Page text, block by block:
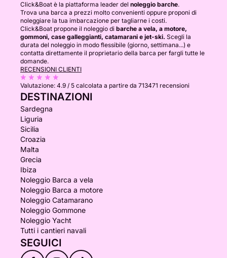
Click&Boat è la piattaforma leader del noleggio barche.
Trova una barca a prezzi molto convenienti oppure proponi di
noleggiare la tua imbarcazione per tagliarne i costi.
Click&Boat propone il noleggio di barche a vela, a motore,
gommoni, case galleggianti, catamarani e jet-ski. Scegli la
durata del noleggio in modo flessibile (giorno, settimana...) e
contatta direttamente il proprietario della barca per fargli tutte le
domande.
RECENSIONI CLIENTI
Valutazione: 4.9 / 5 calcolata a partire da 713471 recensioni
DESTINAZIONI
Sardegna
Liguria
Sicilia
Croazia
Malta
Grecia
Ibiza
Noleggio Barca a vela
Noleggio Barca a motore
Noleggio Catamarano
Noleggio Gommone
Noleggio Yacht
Tutti i cantieri navali
SEGUICI